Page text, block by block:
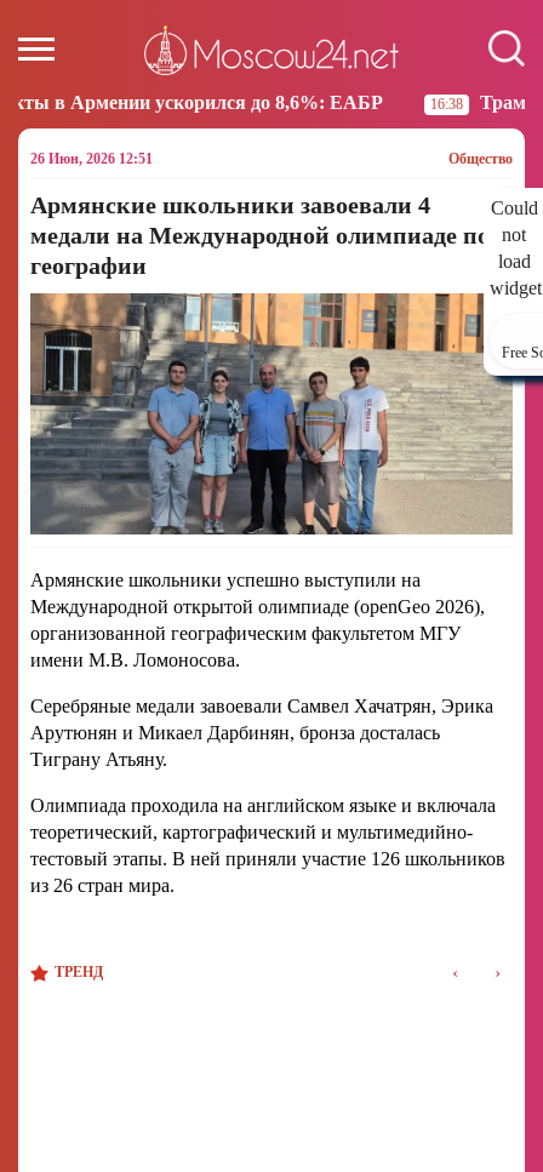
до 8,6%: ЕАБР 16:38 Трамп: США больше не
26 Июн, 2026 12:51 Общество
Could
not
load
Free
Армянские школьники завоевали 4
медали на Международной олимпиаде по
географии
Армянские школьники успешно выступили на
Международной открытой олимпиаде (openGeo 2026),
организованной географическим факультетом МГУ
имени М.В. Ломоносова.
Серебряные медали завоевали Самвел Хачатрян, Эрика
Арутюнян и Микаел Дарбинян, бронза досталась
Тиграну Атьяну.
Олимпиада проходила на английском языке и включала
теоретический, картографический и мультимедийно-
тестовый этапы. В ней приняли участие 126 школьников
из 26 стран мира.
ТРЕНД ‹ ›